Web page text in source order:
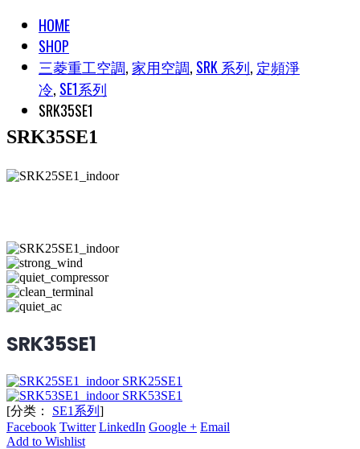
HOME
SHOP
三菱重工空調, 家用空調, SRK 系列, 定頻淨
冷, SE1系列
SRK35SE1
SRK35SE1
SRK35SE1
SRK25SE1
SRK53SE1
[分类： SE1系列 ]
Facebook Twitter LinkedIn Google + Email
Add to Wishlist